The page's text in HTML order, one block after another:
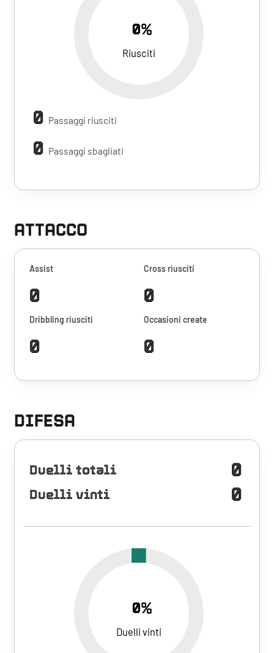
0%
Riusciti
0 Passaggi riusciti
0 Passaggi sbagliati
ATTACCO
Assist
0
Cross riusciti
0
Dribbling riusciti
0
Occasioni create
0
DIFESA
Duelli totali 0
Duelli vinti 0
0%
Duelli vinti